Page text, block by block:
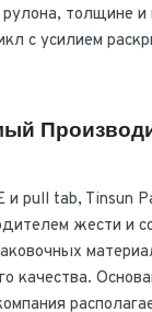
толщине и
с усилием
и pull tab, Tinsun
жести и
качества.